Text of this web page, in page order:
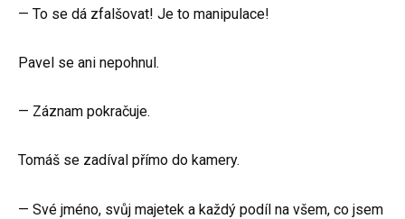
— To se dá zfalšovat! Je to manipulace!
Pavel se ani nepohnul.
— Záznam pokračuje.
Tomáš se zadíval přímo do kamery.
— Své jméno, svůj majetek a každý podíl na všem, co jsem